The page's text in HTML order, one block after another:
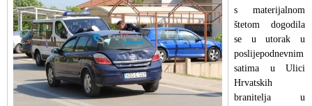
s materijalnom
štetom dogodila
se u utorak u
poslijepodnevnim
satima u Ulici
Hrvatskih
branitelja u